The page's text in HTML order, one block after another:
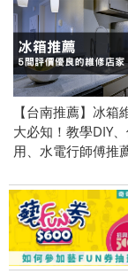
【台南推薦】冰箱
大必知！教學DIY
用、水電行師傅推